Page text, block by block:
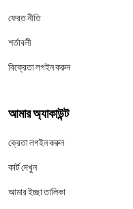
ফেরত নীতি
শর্তাবলী
বিক্রেতা লগইন করুন
আমার অ্যাকাউন্ট
ক্রেতা লগইন করুন
কার্ট দেখুন
আমার ইচ্ছা তালিকা